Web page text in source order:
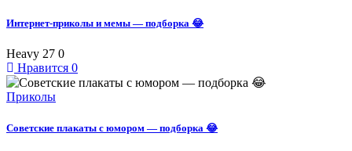
Интернет-приколы и мемы — подборка 😂
Heavy 27 0
Нравится 0
Приколы
Советские плакаты с юмором — подборка 😂